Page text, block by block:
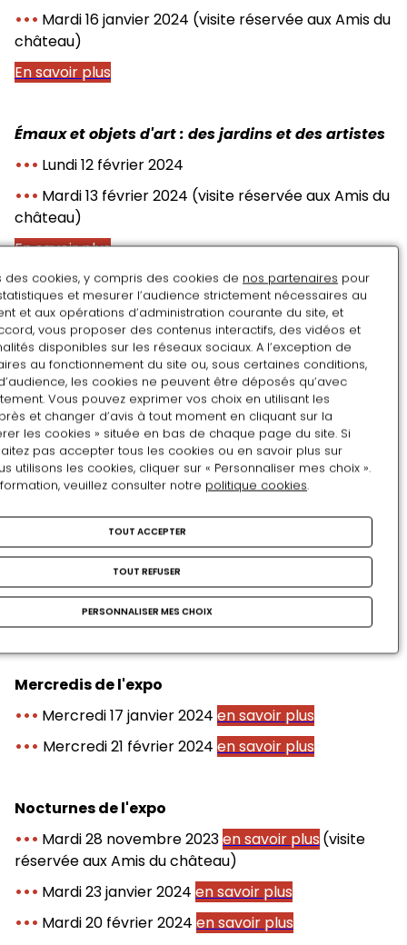
••• Mardi 16 janvier 2024 (visite réservée aux Amis du
château)
En savoir plus
Émaux et objets d'art : des jardins et des artistes
••• Lundi 12 février 2024
••• Mardi 13 février 2024 (visite réservée aux Amis du
château)
En savoir plus
Zoom sur...
Histoire des jardins anciens et moderne
En s’appuyant sur un ouvrage précieux de 1887, nous
montrerons comment l’auteur décrit les jardins,
qu’ils soient légendaires, religieux ou bien réels.
•••Vendredi 15 décembre 2023
En savoir plus
Pour faire écho à l’exposition en cours, « Poètes au
jardin », nous présenterons un ouvrage de 1623.
•••Vendredi 9 février 2024
En savoir plus
Mercredis de l'expo
••• Mercredi 17 janvier 2024 en savoir plus
••• Mercredi 21 février 2024 en savoir plus
Nocturnes de l'expo
••• Mardi 28 novembre 2023en savoir plus (visite
réservée aux Amis du château)
••• Mardi 23 janvier 2024 en savoir plus
••• Mardi 20 février 2024 en savoir plus
Play
Video
des cookies, y compris des cookies de nos partenaires pour
et mesurer l’audience strictement nécessaires au
et aux opérations d’administration courante du site, et
vous proposer des contenus interactifs, des vidéos et
disponibles sur les réseaux sociaux. A l’exception de
au fonctionnement du site ou, sous certaines conditions,
les cookies ne peuvent être déposés qu’avec
Vous pouvez exprimer vos choix en utilisant les
et changer d’avis à tout moment en cliquant sur la
les cookies » située en bas de chaque page du site. Si
pas accepter tous les cookies ou en savoir plus sur
utilisons les cookies, cliquer sur « Personnaliser mes choix ».
veuillez consulter notre politique cookies.
TOUT ACCEPTER
TOUT REFUSER
PERSONNALISER MES CHOIX